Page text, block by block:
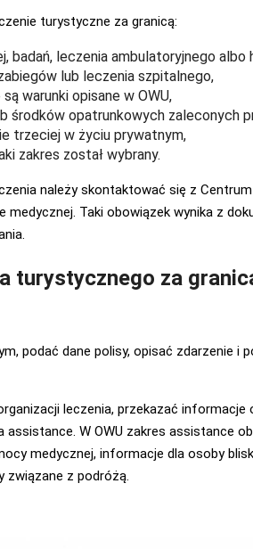
turystyczne za granicą:
badań, leczenia ambulatoryjnego albo
lub leczenia szpitalnego,
warunki opisane w OWU,
środków opatrunkowych zaleconych
trzeciej w życiu prywatnym,
zakres został wybrany.
należy skontaktować się z
Taki obowiązek wynika z
turystycznego za
podać dane polisy, opisać zdarzenie i
leczenia, przekazać informacje
W OWU zakres assistance
medycznej, informacje dla osoby
związane z podróżą.